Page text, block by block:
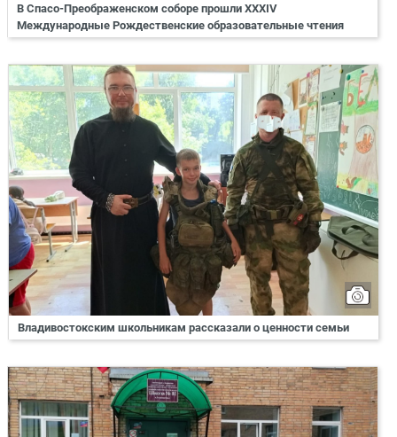
В Спасо-Преображенском соборе прошли XXXIV
Международные Рождественские образовательные чтения
Владивостокским школьникам рассказали о ценности семьи